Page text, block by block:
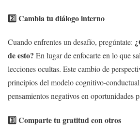
2️⃣ Cambia tu diálogo interno
Cuando enfrentes un desafío, pregúntate:
de esto? En lugar de enfocarte en lo que
lecciones ocultas. Este cambio de
principios del modelo cognitivo-
pensamientos negativos en oportunidades
3️⃣ Comparte tu gratitud con otros